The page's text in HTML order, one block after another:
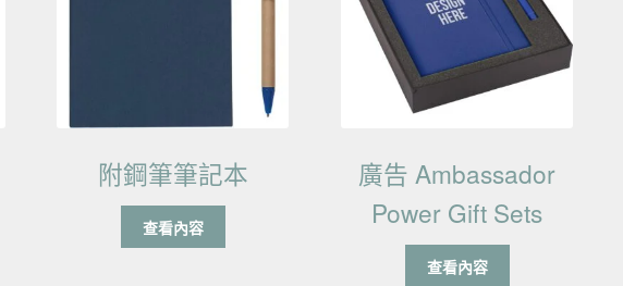
附鋼筆筆記本
查看內容
廣告 Ambassador
Power Gift Sets
查看內容